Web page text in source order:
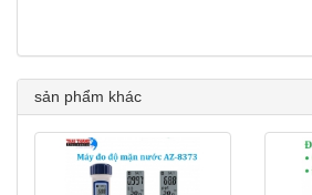
sản phẩm khác